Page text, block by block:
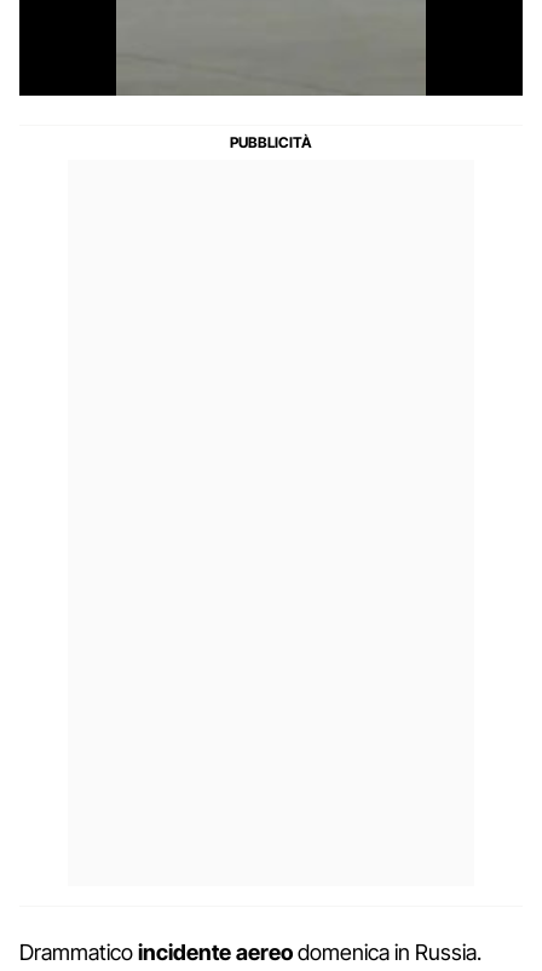
Drammaticoincidente aereodomenica in Russia.